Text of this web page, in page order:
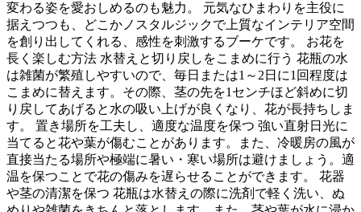
変わる姿を愛おしめるのも魅力。 元気なひまわりを主役に
据えつつも、どこかノスタルジックで上質なインテリア空間
を創り出してくれる、感性を刺激するブーケです。 お花を
長く楽しむ方法 水替えと切り戻しをこまめに行う 花瓶の水
は雑菌が繁殖しやすいので、毎日または1～2日に1回程度は
こまめに替えます。その際、茎の先を1センチほど斜めに切
り戻してあげると水の吸い上げが良くなり、花が長持ちしま
す。 置き場所を工夫し、適度な温度を保つ 強い直射日光に
当てると花や葉が傷むことがあります。また、冷暖房の風が
直接当たる場所や極端に暑い・寒い場所は避けましょう。適
温を保つことで花の傷みを遅らせることができます。 花器
や茎の清潔を保つ 花瓶は水替えの際に洗剤で軽く洗い、ぬ